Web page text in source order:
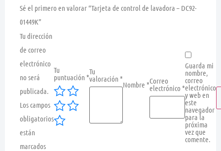
Sé el primero en valorar “Tarjeta de control de lavadora – DC92-
01449K”
Tu dirección
de correo
electrónico
no será
publicada.
Los campos
obligatorios
están
marcados
Tu
puntuación *
Tu
valoración *
Nombre *Correo
electrónico *
Guarda mi
nombre,
correo
electrónico
y web en
este
navegador
para la
próxima
vez que
comente.